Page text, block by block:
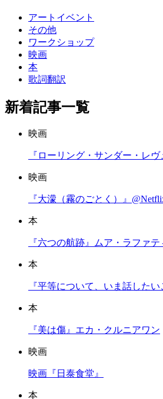
アートイベント
その他
ワークショップ
映画
本
歌詞翻訳
新着記事一覧
映画
『ローリング・サンダー・レ
映画
『大濛（霧のごとく）』
本
『六つの航跡』ムア・ラファテ
本
『平等について、いま話した
本
『美は傷』エカ・クルニアワン
映画
映画『日泰食堂』
本